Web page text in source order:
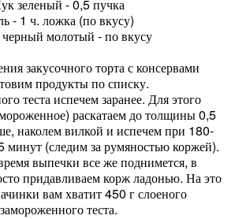
зеленый - 0,5 пучка
- 1 ч. ложка (по вкусу)
молотый - по вкусу
закусочного торта с консервами
продукты по списку.
теста испечем заранее. Для этого
раскатаем до толщины 0,5
наколем вилкой и испечем при 180-
минут (следим за румяностью коржей).
выпечки все же поднимется, в
придавливаем корж ладонью. На это
вам хватит 450 г слоеного
замороженного теста.